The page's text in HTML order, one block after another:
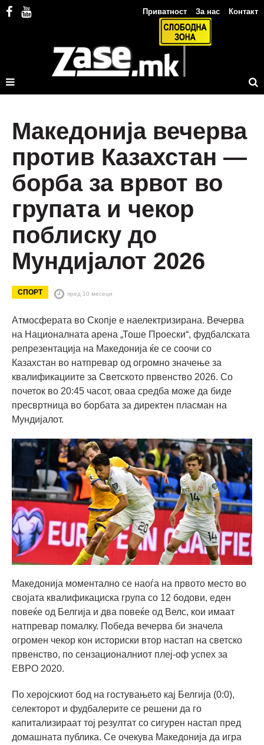
Приватност За нас Контакт
Македонија вечерва
против Казахстан —
борба за врвот во
групата и чекор
поблиску до
Мундијалот 2026
СПОРТ пред 10 месеци
Атмосферата во Скопје е наелектризирана. Вечерва
на Националната арена „Тоше Проески“, фудбалската
репрезентација на Македонија ќе се соочи со
Казахстан во натпревар од огромно значење за
квалификациите за Светското првенство 2026. Со
почеток во 20:45 часот, оваа средба може да биде
пресвртница во борбата за директен пласман на
Мундијалот.
Македонија моментално се наоѓа на првото место во
својата квалификациска група со 12 бодови, еден
повеќе од Белгија и два повеќе од Велс, кои имаат
натпревар помалку. Победа вечерва би значела
огромен чекор кон историски втор настап на светско
првенство, по сензационалниот плеј-оф успех за
ЕВРО 2020.
По херојскиот бод на гостувањето кај Белгија (0:0),
селекторот и фудбалерите се решени да го
капитализираат тој резултат со сигурен настап пред
домашната публика. Се очекува Македонија да игра